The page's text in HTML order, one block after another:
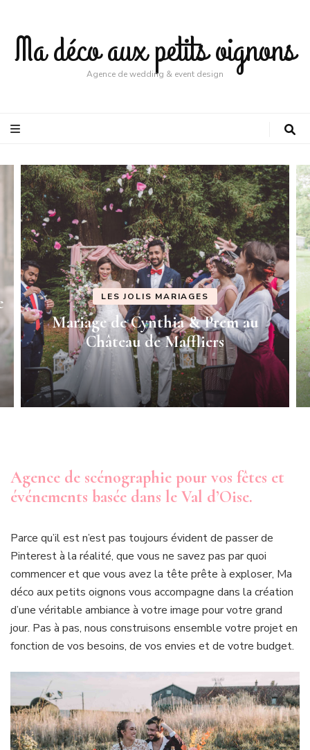
Ma déco aux petits oignons
Agence de wedding & event design
LES JOLIS MARIAGES
Mariage de Cynthia & Prem au
Château de Maffliers
Agence de scénographie pour vos fêtes et
événements basée dans le Val d’Oise.
Parce qu’il est n’est pas toujours évident de passer de
Pinterest à la réalité, que vous ne savez pas par quoi
commencer et que vous avez la tête prête à exploser, Ma
déco aux petits oignons vous accompagne dans la création
d’une véritable ambiance à votre image pour votre grand
jour. Pas à pas, nous construisons ensemble votre projet en
fonction de vos besoins, de vos envies et de votre budget.